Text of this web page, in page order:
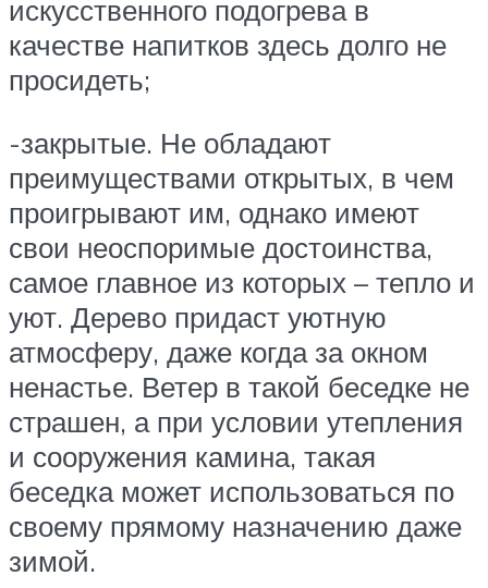
искусственного подогрева в
качестве напитков здесь долго не
просидеть;
-закрытые. Не обладают
преимуществами открытых, в чем
проигрывают им, однако имеют
свои неоспоримые достоинства,
самое главное из которых – тепло и
уют. Дерево придаст уютную
атмосферу, даже когда за окном
ненастье. Ветер в такой беседке не
страшен, а при условии утепления
и сооружения камина, такая
беседка может использоваться по
своему прямому назначению даже
зимой.